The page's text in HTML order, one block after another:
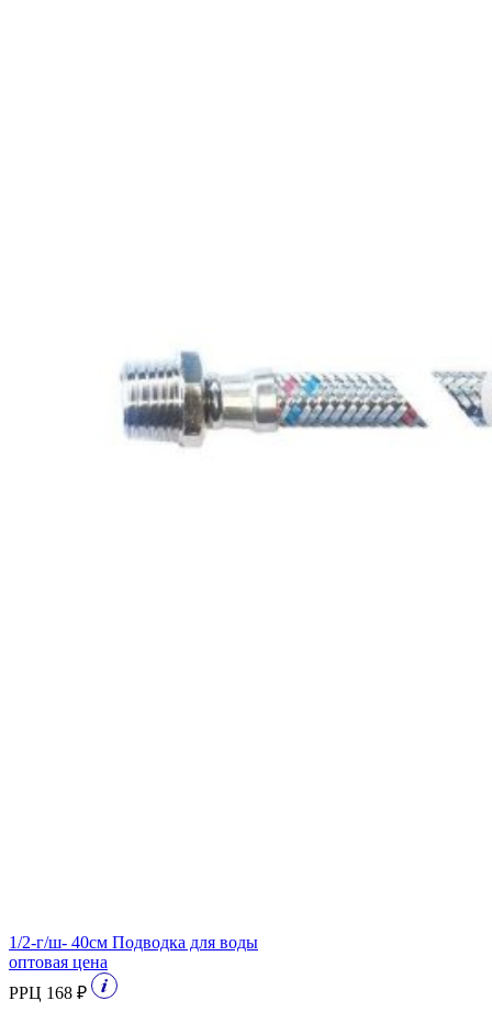
1/2-г/ш- 40см Подводка для воды
оптовая цена
РРЦ 168 ₽